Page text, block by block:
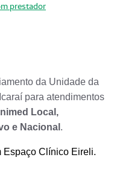
prestador
da Unidade da
para atendimentos
Local,
e Nacional .
Espaço Clínico Eireli.